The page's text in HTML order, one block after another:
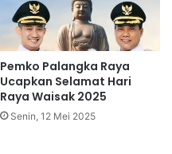
Pemko Palangka Raya
Ucapkan Selamat Hari
Raya Waisak 2025
Senin, 12 Mei 2025